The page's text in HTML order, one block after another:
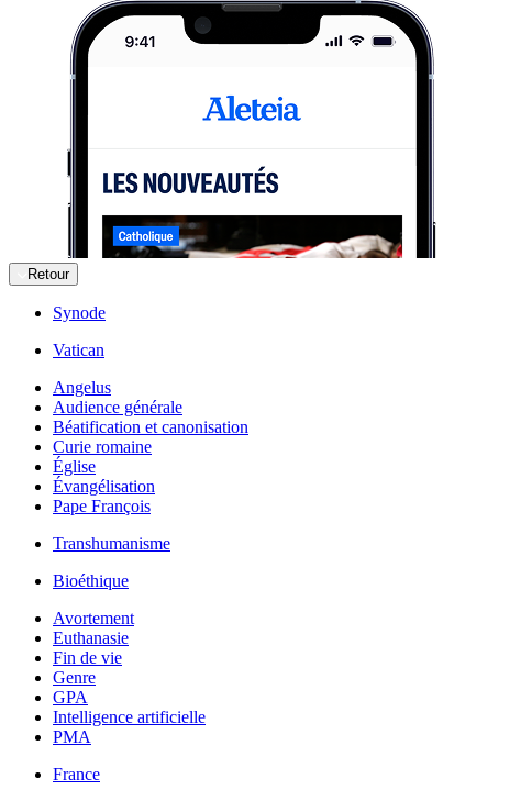
Retour
Synode
Vatican
Angelus
Audience générale
Béatification et canonisation
Curie romaine
Église
Évangélisation
Pape François
Transhumanisme
Bioéthique
Avortement
Euthanasie
Fin de vie
Genre
GPA
Intelligence artificielle
PMA
France